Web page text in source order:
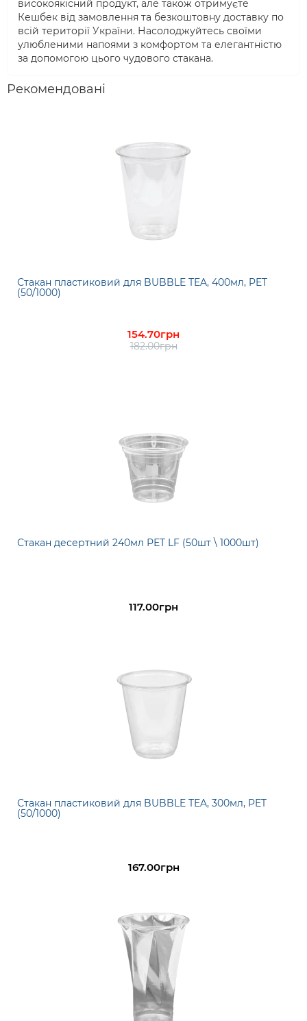
високоякісний продукт, але також отримуєте
Кешбек від замовлення та безкоштовну доставку по
всій території України. Насолоджуйтесь своїми
улюбленими напоями з комфортом та елегантністю
за допомогою цього чудового стакана.
Рекомендовані
Стакан пластиковий для BUBBLE TEA, 400мл, PET
(50/1000)
154.70грн
182.00грн
Стакан десертний 240мл РЕТ LF (50шт \ 1000шт)
117.00грн
Стакан пластиковий для BUBBLE TEA, 300мл, PET
(50/1000)
167.00грн